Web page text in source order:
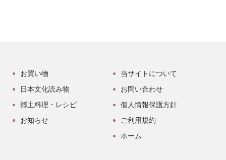
お買い物
日本文化読み物
郷土料理・レシピ
お知らせ
当サイトについて
お問い合わせ
個人情報保護方針
ご利用規約
ホーム